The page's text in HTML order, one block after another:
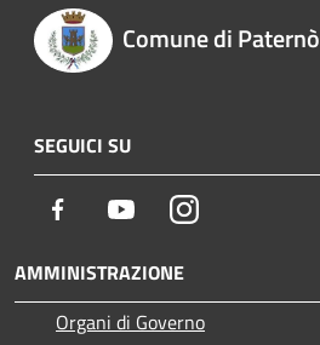
Comune di Paternò
SEGUICI SU
Facebook YoutubeInstagram
AMMINISTRAZIONE
Organi di Governo